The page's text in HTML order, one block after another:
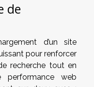
de
d’un site
pour renforcer
recherche tout en
performance web